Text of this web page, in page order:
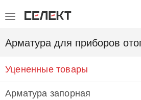
Арматура для приборов
Уцененные товары
Арматура запорная